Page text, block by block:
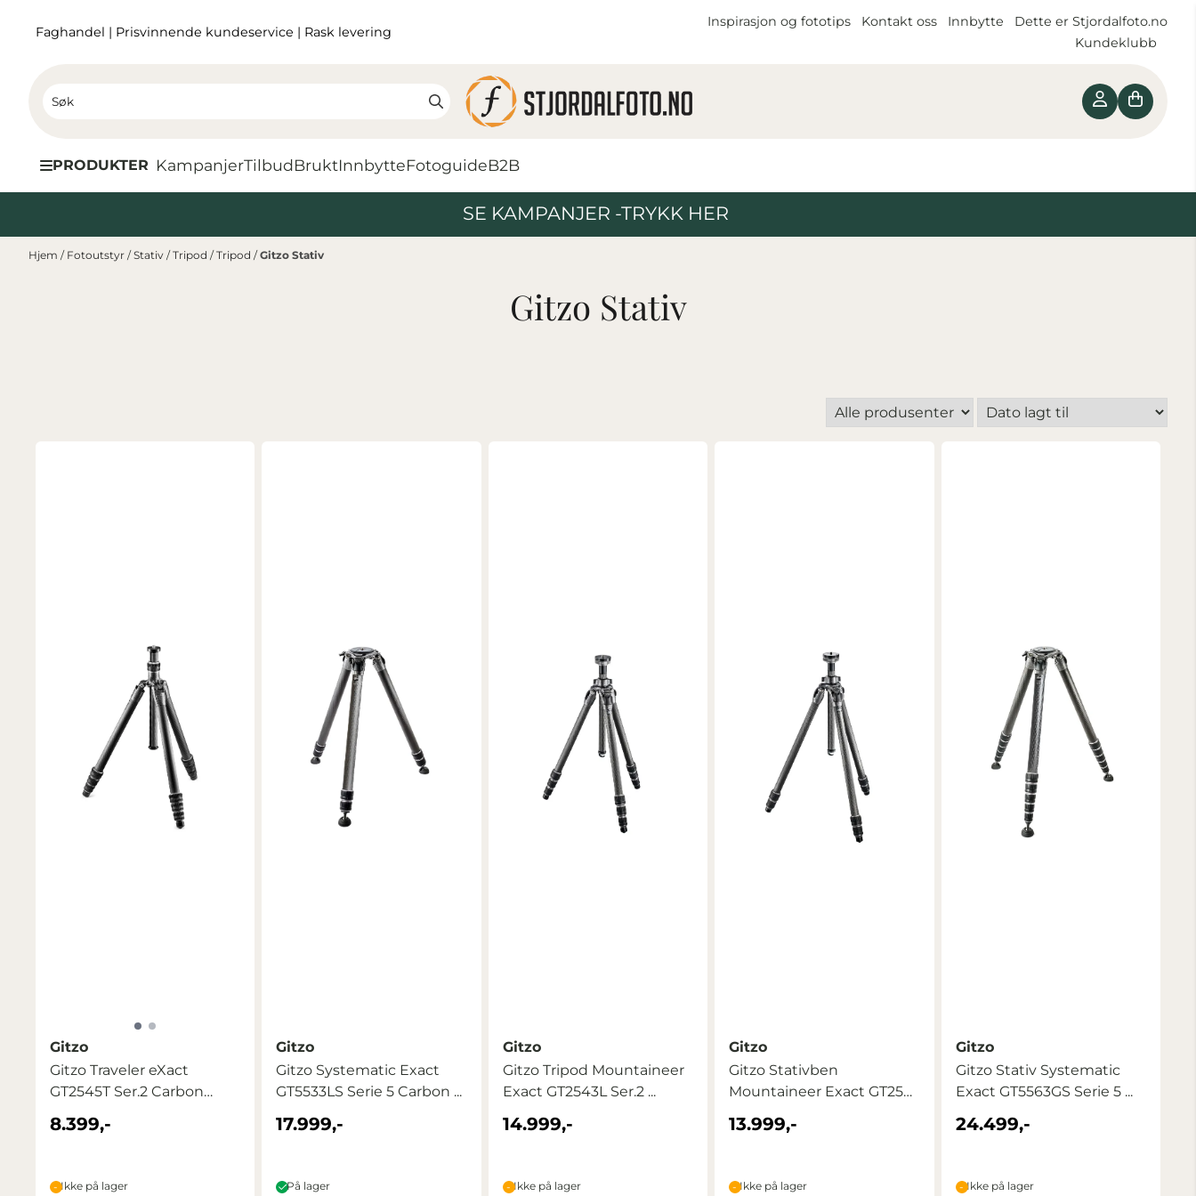
Faghandel | Prisvinnende kundeservice | Rask levering
Inspirasjon og fototips Kontakt oss Innbytte
Dette er Stjordalfoto.no
Kundeklubb
PRODUKTER KampanjerTilbudBruktInnbytteFotoguideB2B
SE KAMPANJER -TRYKK HER
Hjem / Fotoutstyr /Stativ /Tripod /Tripod /Gitzo Stativ
Gitzo Stativ
Gitzo
Gitzo Traveler eXact
GT2545T Ser.2 Carbon
Fiber
8.399,-
Ikke på lager
Gitzo
Gitzo Systematic Exact
GT5533LS Serie 5 Carbon ...
17.999,-
På lager
Gitzo
Gitzo Tripod Mountaineer
Exact GT2543L Ser.2 ...
14.999,-
Ikke på lager
Gitzo
Gitzo Stativben
Mountaineer Exact GT2532
Ser.2 ...
13.999,-
Ikke på lager
Gitzo
Gitzo Stativ Systematic
Exact GT5563GS Serie 5 ...
24.499,-
Ikke på lager